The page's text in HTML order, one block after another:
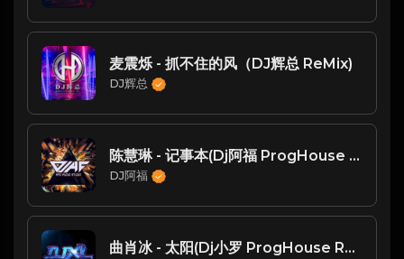
麦震烁 - 抓不住的风（DJ辉总 ReMix)
DJ辉总
陈慧琳 - 记事本(Dj阿福 ProgHouse Rmx 2017)
DJ阿福
曲肖冰 - 太阳(Dj小罗 ProgHouse Rmx 2023)